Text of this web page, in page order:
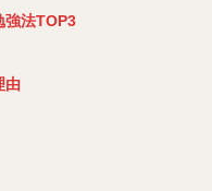
強法TOP3
由